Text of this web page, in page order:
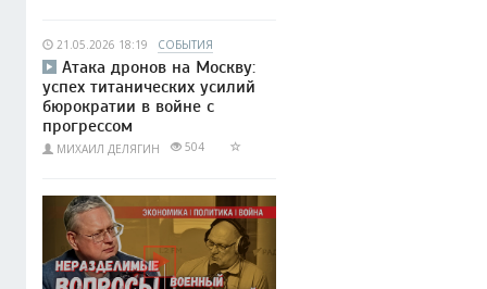
21.05.2026 18:19 СОБЫТИЯ
Атака дронов на Москву:
успех титанических усилий
бюрократии в войне с
прогрессом
МИХАИЛ ДЕЛЯГИН 504